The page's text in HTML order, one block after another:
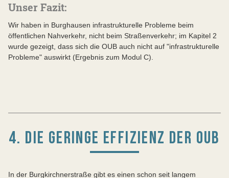
Unser Fazit:
Wir haben in Burghausen infrastrukturelle Probleme beim
öffentlichen Nahverkehr, nicht beim Straßenverkehr; im Kapitel 2
wurde gezeigt, dass sich die OUB auch nicht auf "infrastrukturelle
Probleme" auswirkt (Ergebnis zum Modul C).
4. DIE GERINGE EFFIZIENZ DER OUB
In der Burgkirchnerstraße gibt es einen schon seit langem